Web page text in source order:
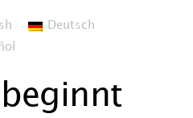
Deutsch